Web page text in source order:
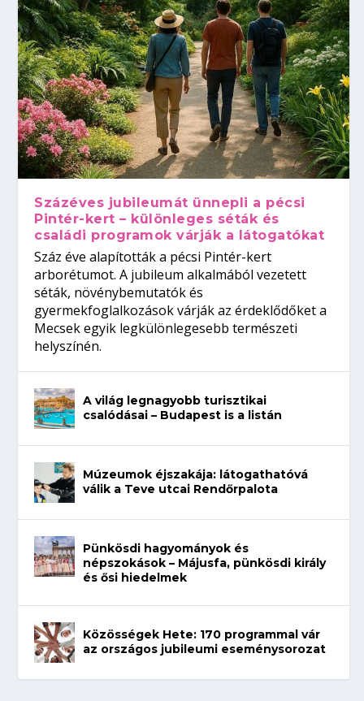
Százéves jubileumát ünnepli a pécsi
Pintér-kert – különleges séták és
családi programok várják a látogatókat
Száz éve alapították a pécsi Pintér-kert
arborétumot. A jubileum alkalmából vezetett
séták, növénybemutatók és
gyermekfoglalkozások várják az érdeklődőket a
Mecsek egyik legkülönlegesebb természeti
helyszínén.
A világ legnagyobb turisztikai
csalódásai – Budapest is a listán
Múzeumok éjszakája: látogathatóvá
válik a Teve utcai Rendőrpalota
Pünkösdi hagyományok és
népszokások – Májusfa, pünkösdi király
és ősi hiedelmek
Közösségek Hete: 170 programmal vár
az országos jubileumi eseménysorozat